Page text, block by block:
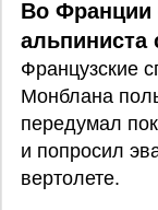
Во Франции
альпиниста
Французские
Монблана
передумал
и попросил
вертолете.